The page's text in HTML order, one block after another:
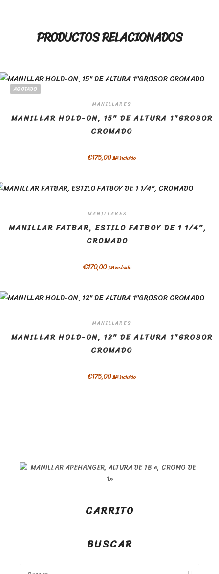
PRODUCTOS RELACIONADOS
AGOTADO
MANILLARES
MANILLAR HOLD-ON, 15″ DE ALTURA 1″GROSOR
CROMADO
€175,00IVA incluido
MANILLARES
MANILLAR FATBAR, ESTILO FATBOY DE 1 1/4″,
CROMADO
€170,00IVA incluido
MANILLARES
MANILLAR HOLD-ON, 12″ DE ALTURA 1″GROSOR
CROMADO
€175,00IVA incluido
CARRITO
BUSCAR